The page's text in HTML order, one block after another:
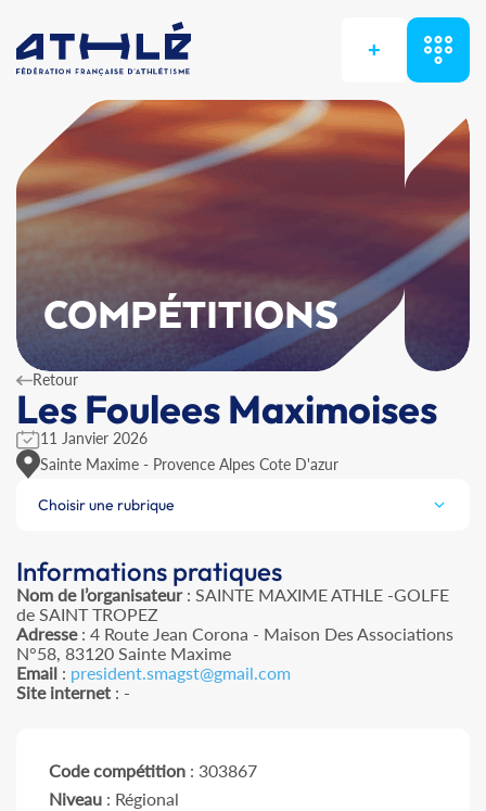
+
COMPÉTITIONS
Retour
Les Foulees Maximoises
11 Janvier 2026
Sainte Maxime - Provence Alpes Cote D'azur
Choisir une rubrique
Informations pratiques
Nom de l’organisateur: SAINTE MAXIME ATHLE -GOLFE
de SAINT TROPEZ
Adresse: 4 Route Jean Corona - Maison Des Associations
N°58, 83120 Sainte Maxime
Email : president.smagst@gmail.com
Site internet : -
Code compétition : 303867
Niveau : Régional